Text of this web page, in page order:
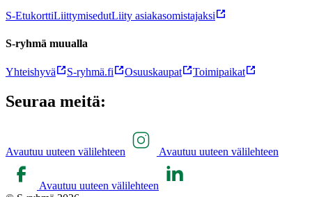
S-EtukorttiLiittymisedutLiity asiakasomistajaksi
S-ryhmä muualla
Yhteishyvä S-ryhmä.fi Osuuskaupat Toimipaikat
Seuraa meitä:
Avautuu uuteen välilehteen Avautuu uuteen välilehteen
Avautuu uuteen välilehteen